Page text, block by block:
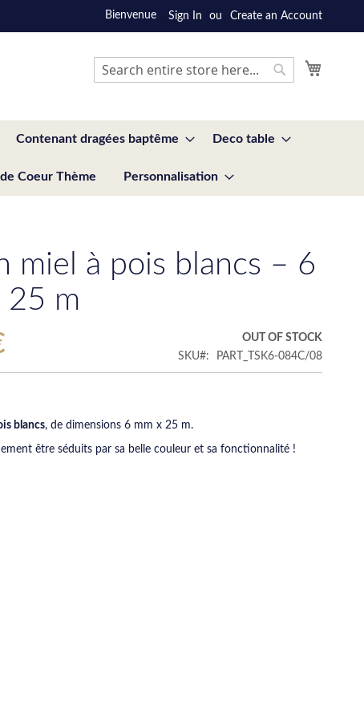
Bienvenue Sign In Create an Account
Search
Contenant dragées baptême Deco table
Coeur Thème Personnalisation
miel à pois blancs – 6
25 m
OUT OF STOCK
SKU
PART_TSK6-084C/08
blancs, de dimensions 6 mm x 25 m.
être séduits par sa belle couleur et sa fonctionnalité !